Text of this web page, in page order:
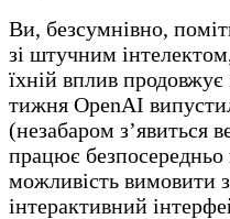
Ви, безсумнівно,
зі штучним
їхній вплив
тижня OpenAI
(незабаром з’явиться
працює
можливість вимовити
інтерактивний